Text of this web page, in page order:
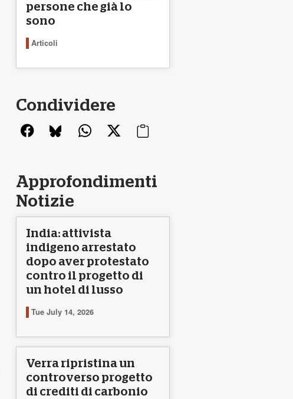
persone che già lo
sono
Articoli
Condividere
Approfondimenti
Notizie
India: attivista
indigeno arrestato
dopo aver protestato
contro il progetto di
un hotel di lusso
Tue July 14, 2026
Verra ripristina un
controverso progetto
di crediti di carbonio